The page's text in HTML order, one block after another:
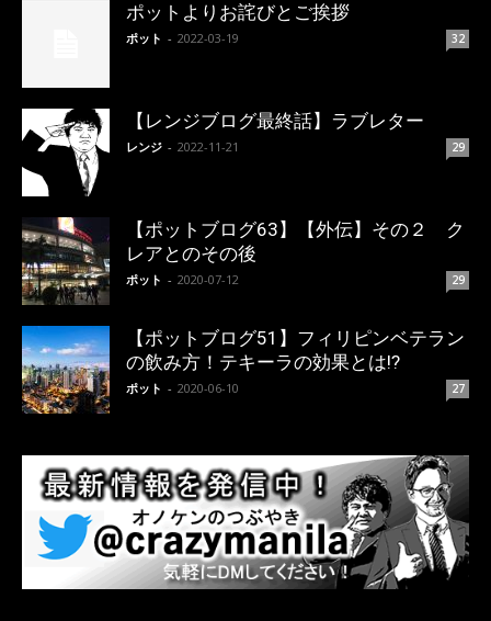
ポットよりお詫びとご挨拶
ポット - 2022-03-19 32
【レンジブログ最終話】ラブレター
レンジ - 2022-11-21 29
【ポットブログ63】【外伝】その２ ク
レアとのその後
ポット - 2020-07-12 29
【ポットブログ51】フィリピンベテラン
の飲み方！テキーラの効果とは!?
ポット - 2020-06-10 27